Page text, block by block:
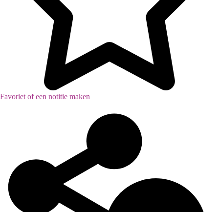
Favoriet of een notitie maken